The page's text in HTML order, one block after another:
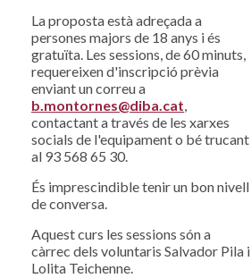
La proposta està adreçada a
persones majors de 18 anys i és
gratuïta. Les sessions, de 60 minuts,
requereixen d'inscripció prèvia
enviant un correu a
b.montornes@diba.cat,
contactant a través de les xarxes
socials de l'equipament o bé trucant
al 93 568 65 30.
És imprescindible tenir un bon nivell
de conversa.
Aquest curs les sessions són a
càrrec dels voluntaris Salvador Pila i
Lolita Teichenne.